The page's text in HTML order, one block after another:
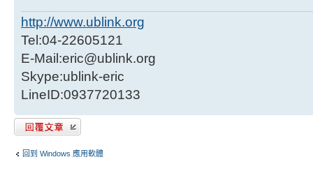
http://www.ublink.org
Tel:04-22605121
E-Mail:eric@ublink.org
Skype:ublink-eric
LineID:0937720133
發表回覆
回到 Windows 應用軟體